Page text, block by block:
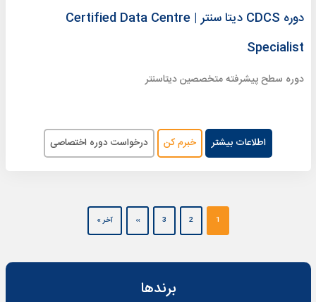
دوره CDCS دیتا سنتر | Certified Data Centre
Specialist
دوره سطح پیشرفته متخصصین دیتاسنتر
اطلاعات بیشتر خبرم کن درخواست دوره اختصاصی
1
2
3
››
Next page
آخر »
برندها